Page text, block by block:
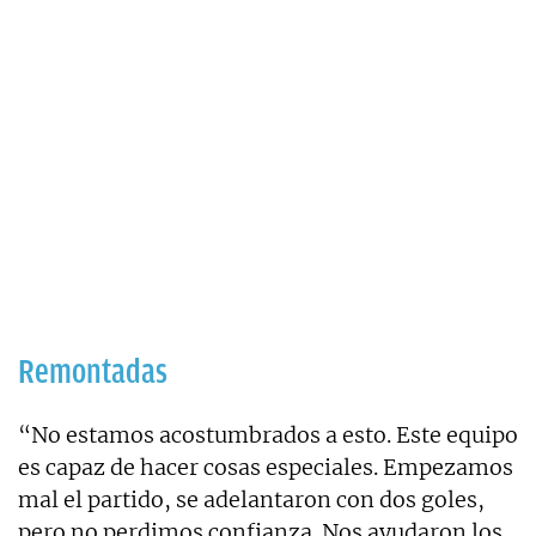
Remontadas
“No estamos acostumbrados a esto. Este equipo
es capaz de hacer cosas especiales. Empezamos
mal el partido, se adelantaron con dos goles,